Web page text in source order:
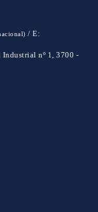
/E:
Industrial nº 1, 3700 -